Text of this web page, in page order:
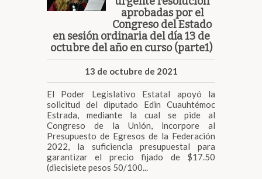
aprobadas por el
Congreso del Estado
en sesión ordinaria del día 13 de
octubre del año en curso (parte1)
13 de octubre de 2021
El Poder Legislativo Estatal apoyó la
solicitud del diputado Edin Cuauhtémoc
Estrada, mediante la cual se pide al
Congreso de la Unión, incorpore al
Presupuesto de Egresos de la Federación
2022, la suficiencia presupuestal para
garantizar el precio fijado de $17.50
(diecisiete pesos 50/100...